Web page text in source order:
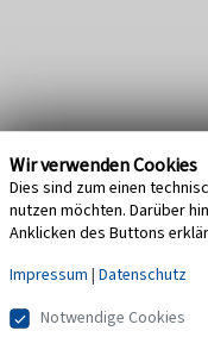
Wir verwenden Cookies
Dies sind zum einen
nutzen möchten. Darüber
Anklicken des Buttons
Impressum | Datenschutz
Notwendige Cookies